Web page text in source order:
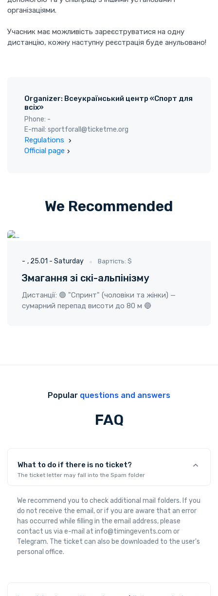
організаціями.
Учасник має можливість зареєструватися на одну
дистанцію, кожну наступну реєстрація буде анульовано!
Organizer: Всеукраїнський центр «Спорт для
всіх»
Phone: -
E-mail: sportforall@ticketme.org
Regulations
Official page
We Recommended
- 25.01 - Saturday Вартість: $
Змагання зі скі-альпінізму
Дистанції: 🟢 "Спринт" (чоловіки та жінки) —
сумарний перепад висоти до 80 м 🔵
Popular questions and answers
FAQ
What to do if there is no ticket?
The ticket letter may fall into the Spam folder
We recommend you to check additional mail folders. If you
do not receive the email, or if you are aware that an error
has occurred while filling in the email address, please
contact us via e-mail at info@timingevents.com or
Telegram. The ticket can also be downloaded to the user's
personal office.